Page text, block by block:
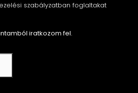
szabályzatban foglaltakat
iratkozom fel.